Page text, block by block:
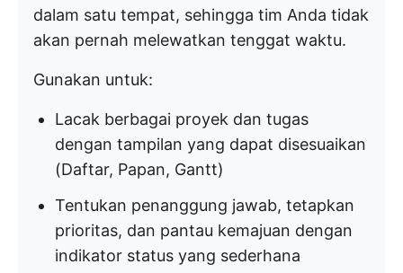
dalam satu tempat, sehingga tim Anda tidak
akan pernah melewatkan tenggat waktu.
Gunakan untuk:
Lacak berbagai proyek dan tugas
dengan tampilan yang dapat disesuaikan
(Daftar, Papan, Gantt)
Tentukan penanggung jawab, tetapkan
prioritas, dan pantau kemajuan dengan
indikator status yang sederhana